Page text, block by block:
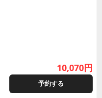
10,070円
予約する